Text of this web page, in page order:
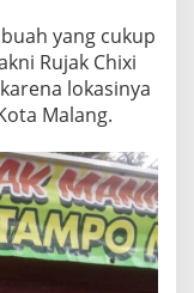
yang cukup
Rujak Chixi
lokasinya
Malang.